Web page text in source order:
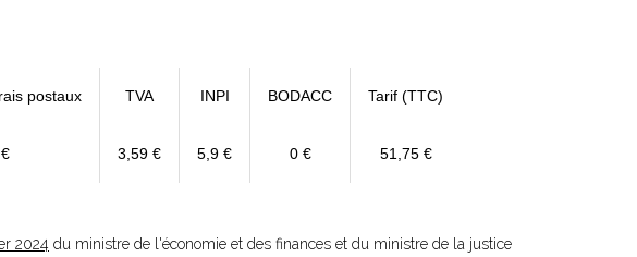
postaux TVA INPI BODACC Tarif (TTC)
3,59 € 5,9 € 0 € 51,75 €
2024 du ministre de l'économie et des finances et du ministre de la justice